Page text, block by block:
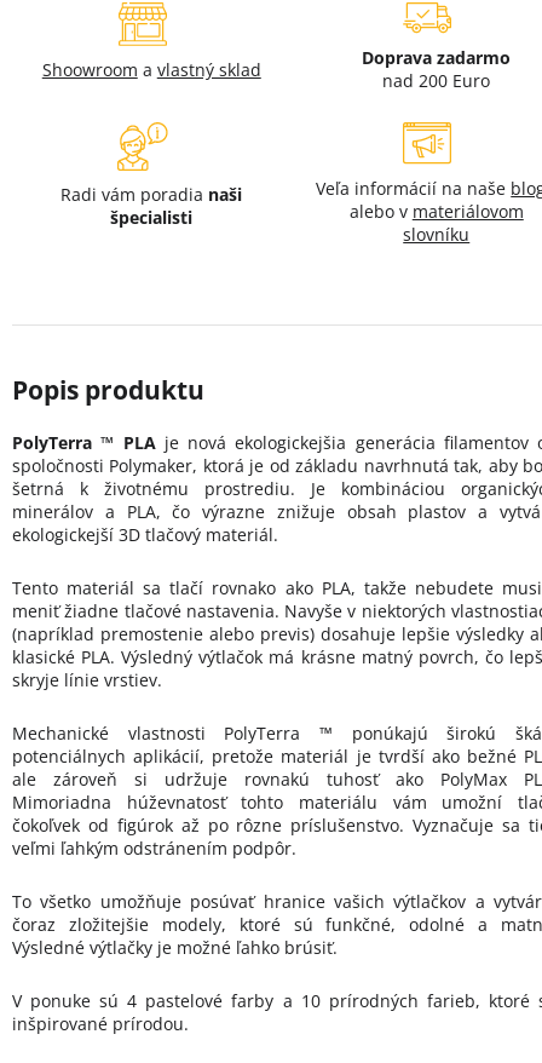
Shoowroom a vlastný sklad
Doprava zadarmo
nad 200 Euro
Radi vám poradia naši
špecialisti
Veľa informácií na naše
alebo v materiálovom
slovníku
PolyTerra ™ PLAje nová ekologickejšia generácia filamentov
spoločnosti Polymaker, ktorá je od základu navrhnutá tak, aby
šetrná k životnému prostrediu. Je kombináciou
minerálov a PLA, čo výrazne znižuje obsah plastov a
ekologickejší 3D tlačový materiál.
Tento materiál sa tlačí rovnako ako PLA, takže nebudete
meniť žiadne tlačové nastavenia. Navyše v niektorých
(napríklad premostenie alebo previs) dosahuje lepšie výsledky
klasické PLA. Výsledný výtlačok má krásne matný povrch, čo
skryje línie vrstiev.
Mechanické vlastnosti PolyTerra ™ ponúkajú širokú
potenciálnych aplikácií, pretože materiál je tvrdší ako bežné
ale zároveň si udržuje rovnakú tuhosť ako PolyMax
Mimoriadna húževnatosť tohto materiálu vám umožní
čokoľvek od figúrok až po rôzne príslušenstvo. Vyznačuje sa
veľmi ľahkým odstránením podpôr.
To všetko umožňuje posúvať hranice vašich výtlačkov a
čoraz zložitejšie modely, ktoré sú funkčné, odolné a
Výsledné výtlačky je možné ľahko brúsiť.
V ponuke sú 4 pastelové farby a 10 prírodných farieb, ktoré
inšpirované prírodou.